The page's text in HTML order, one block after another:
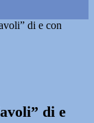
di e con
di e